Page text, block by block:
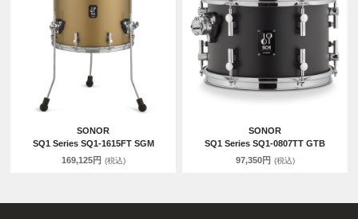
SONOR
SQ1 Series SQ1-1615FT SGM
169,125円 (税込)
SONOR
SQ1 Series SQ1-0807TT GTB
97,350円 (税込)